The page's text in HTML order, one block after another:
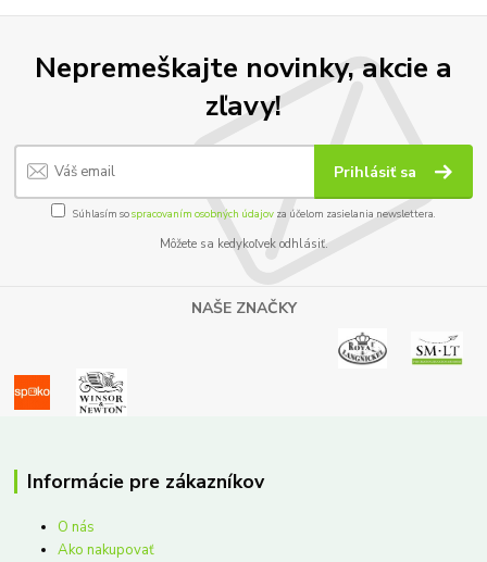
Nepremeškajte novinky, akcie a
zľavy!
Prihlásiť sa
Súhlasím sospracovaním osobných údajov za účelom zasielania newslettera.
Môžete sa kedykoľvek odhlásiť.
NAŠE ZNAČKY
Informácie pre zákazníkov
O nás
Ako nakupovať